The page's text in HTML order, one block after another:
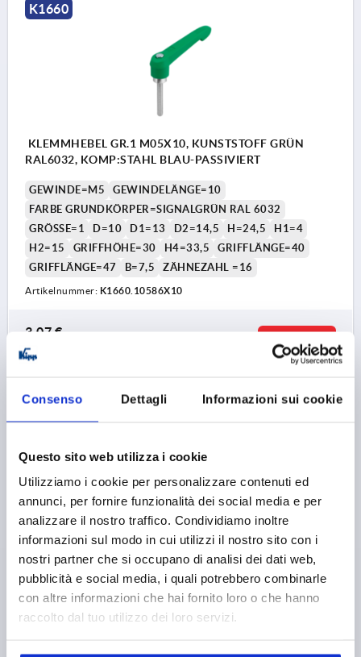
Consenso Dettagli Informazioni sui cookie
Questo sito web utilizza i cookie
Utilizziamo i cookie per personalizzare contenuti ed
annunci, per fornire funzionalità dei social media e per
analizzare il nostro traffico. Condividiamo inoltre
informazioni sul modo in cui utilizzi il nostro sito con i
nostri partner che si occupano di analisi dei dati web,
pubblicità e social media, i quali potrebbero combinarle
con altre informazioni che hai fornito loro o che hanno
raccolto dal tuo utilizzo dei loro servizi.
K1660
KLEMMHEBEL GR.1 M05X10, KUNSTSTOFF GRÜN
RAL6032, KOMP:STAHL BLAU-PASSIVIERT
GEWINDE=M5
GEWINDELÄNGE=10
FARBE GRUNDKÖRPER=SIGNALGRÜN RAL 6032
GRÖSSE=1
D=10 D1=13 D2=14,5 H=24,5
H1=4
H2=15
GRIFFHÖHE=30 H4=33,5
GRIFFLÄNGE=40
GRIFFLÄNGE=47
B=7,5 ZÄHNEZAHL =16
Artikelnummer: K1660.10586X10
3,07 €
zzgl. Versandkosten
DETAILS
K1660
KLEMMHEBEL GR.1 M05X10, KUNSTSTOFF BLAU
RAL5017, KOMP:STAHL BLAU-PASSIVIERT
GEWINDE=M5
GEWINDELÄNGE=10
FARBE GRUNDKÖRPER=VERKEHRSBLAU RAL 5017
GRÖSSE=1
D=10 D1=13 D2=14,5 H=24,5